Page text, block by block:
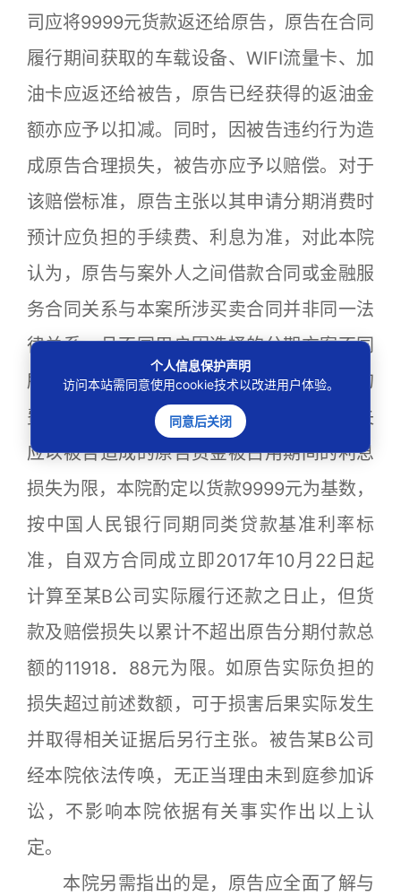
司应将9999元货款返还给原告，原告在合同
履行期间获取的车载设备、WIFI流量卡、加
油卡应返还给被告，原告已经获得的返油金
额亦应予以扣减。同时，因被告违约行为造
成原告合理损失，被告亦应予以赔偿。对于
该赔偿标准，原告主张以其申请分期消费时
预计应负担的手续费、利息为准，对此本院
认为，原告与案外人之间借款合同或金融服
务合同关系与本案所涉买卖合同并非同一法
律关系，且不同用户因选择的分期方案不同
所获得的资金期限利益亦不相同，所产生的
费率标准也存在差异。因此原告的合理损失
应以被告造成的原告资金被占用期间的利息
损失为限，本院酌定以货款9999元为基数，
按中国人民银行同期同类贷款基准利率标
准，自双方合同成立即2017年10月22日起
计算至某B公司实际履行还款之日止，但货
款及赔偿损失以累计不超出原告分期付款总
额的11918．88元为限。如原告实际负担的
损失超过前述数额，可于损害后果实际发生
并取得相关证据后另行主张。被告某B公司
经本院依法传唤，无正当理由未到庭参加诉
讼，不影响本院依据有关事实作出以上认
定。
本院另需指出的是，原告应全面了解与
个人信息保护声明
访问本站需同意使用cookie技术以改进用户体验。
同意后关闭